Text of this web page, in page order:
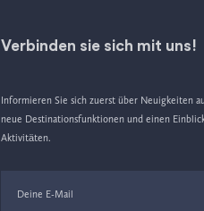
Verbinden sie sich mit uns!
Informieren Sie sich zuerst über Neuigkeiten
neue Destinationsfunktionen und einen
Aktivitäten.